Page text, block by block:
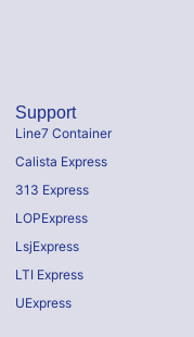
Support
Line7 Container
Calista Express
313 Express
LOPExpress
LsjExpress
LTI Express
UExpress